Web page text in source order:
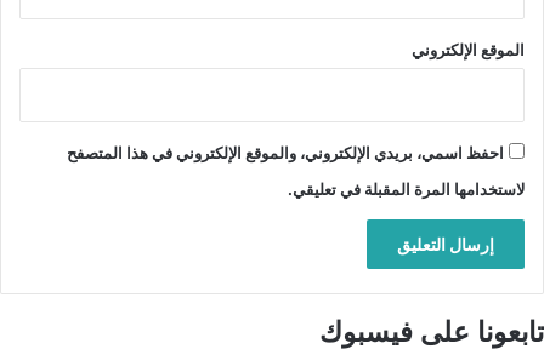
الموقع الإلكتروني
احفظ اسمي، بريدي الإلكتروني، والموقع الإلكتروني في هذا المتصفح
لاستخدامها المرة المقبلة في تعليقي.
تابعونا على فيسبوك